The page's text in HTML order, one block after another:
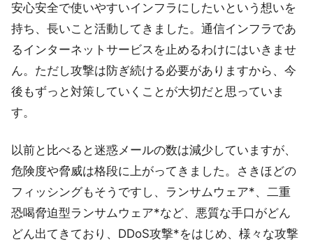
安心安全で使いやすいインフラにしたいという想いを
持ち、長いこと活動してきました。通信インフラであ
るインターネットサービスを止めるわけにはいきませ
ん。ただし攻撃は防ぎ続ける必要がありますから、今
後もずっと対策していくことが大切だと思っていま
す。
以前と比べると迷惑メールの数は減少していますが、
危険度や脅威は格段に上がってきました。さきほどの
フィッシングもそうですし、ランサムウェア*、二重
恐喝脅迫型ランサムウェア*など、悪質な手口がどん
どん出てきており、DDoS攻撃*をはじめ、様々な攻撃